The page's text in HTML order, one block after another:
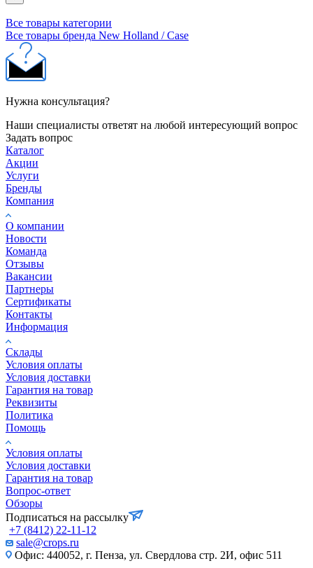
Все товары категории
Все товары бренда New Holland / Case
Нужна консультация?
Наши специалисты ответят на любой интересующий вопрос
Задать вопрос
Каталог
Акции
Услуги
Бренды
Компания
О компании
Новости
Команда
Отзывы
Вакансии
Партнеры
Сертификаты
Контакты
Информация
Склады
Условия оплаты
Условия доставки
Гарантия на товар
Реквизиты
Политика
Помощь
Условия оплаты
Условия доставки
Гарантия на товар
Вопрос-ответ
Обзоры
Подписаться на рассылку
+7 (8412) 22-11-12
sale@crops.ru
Офис: 440052, г. Пенза, ул. Свердлова стр. 2И, офис 511